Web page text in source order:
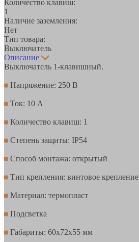
Количество клавиш:
1
Наличие заземления:
Нет
Тип товара:
Выключатель
Описание
Выключатель 1-клавишный.
Напряжение: 250 В
Ток: 10 А
Количество клавиш: 1
Степень защиты: IP54
Способ монтажа: открытый
Тип крепления: винтовое крепление
Материал: термопласт
Подсветка
Габариты: 60х72х55 мм